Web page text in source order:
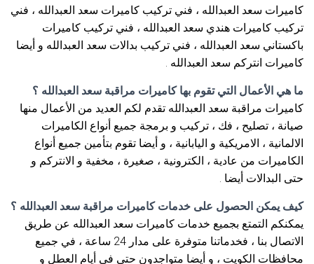
كاميرات سعد العبدالله ، فني تركيب كاميرات سعد العبدالله ، فني
تركيب كاميرات هندي سعد العبدالله ، فني تركيب كاميرات
باكستاني سعد العبدالله ، فني تركيب بدالات سعد العبدالله و أيضا
كاميرات انتركم سعد العبدالله .
ما هي الأعمال التي تقوم بها كاميرات مراقبة سعد العبدالله ؟
كاميرات مراقبة سعد العبدالله تقدم لكم العديد من الأعمال منها
صيانة ، تصليح ، فك ، تركيب و برمجة جميع أنواع الكاميرات
الالمانية ، الامريكية و اليابانية ، و أيضا تقوم بتأمين جميع أنواع
الكاميرات من عادية ، الكترونية ، صغيرة ، مخفية و الانتركم و
حتى البدالات أيضا .
كيف يمكن الحصول على خدمات كاميرات مراقبة سعد العبدالله ؟
يمكنكم التمتع بجميع خدمات كاميرات سعد العبدالله عن طريق
الاتصال بنا ، فخدماتنا متوفرة على مدار 24 ساعة ، في جميع
محافظات الكويت ، و أيضا متواجدون حتى في أيام العطل و